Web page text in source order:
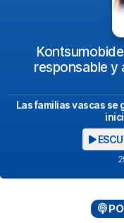
Kontsumobide
responsable y
Las familias vascas se